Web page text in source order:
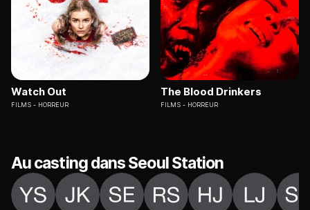
Watch Out
FILMS HORREUR
The Blood Drinkers
FILMS HORREUR
Au casting dans Seoul Station